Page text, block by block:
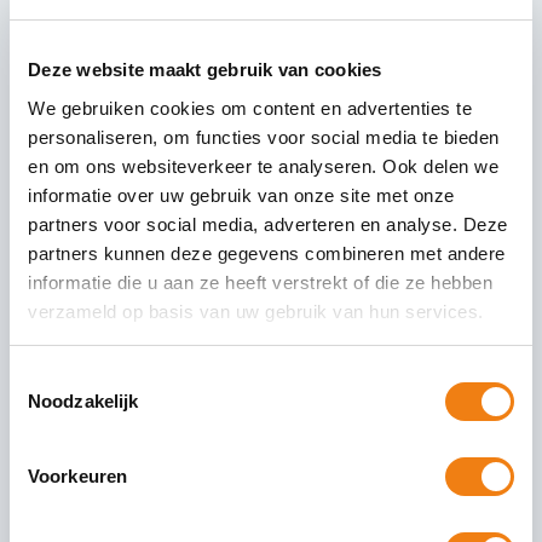
Deze website maakt gebruik van cookies
We gebruiken cookies om content en advertenties te
personaliseren, om functies voor social media te bieden
en om ons websiteverkeer te analyseren. Ook delen we
informatie over uw gebruik van onze site met onze
partners voor social media, adverteren en analyse. Deze
partners kunnen deze gegevens combineren met andere
informatie die u aan ze heeft verstrekt of die ze hebben
verzameld op basis van uw gebruik van hun services.
Noodzakelijk
Voorkeuren
Video PayChecked
Wat is PayChecked?Uitleg en introductie over PayChecked in
Transport door TLN
Video NIWO
Uitleg wanneer je een vervoervergunning nodig hebt en hoe je
deze vergunning bij de NIWO kunt aanvragen